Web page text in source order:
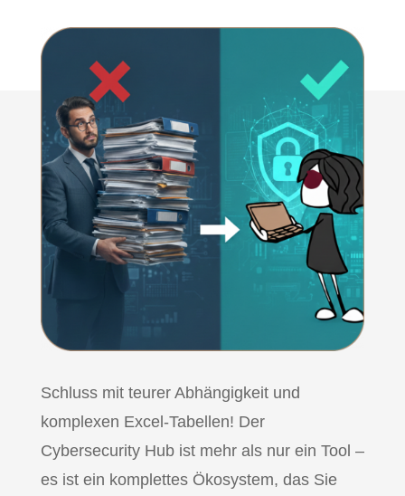
Schluss mit teurer Abhängigkeit und
komplexen Excel-Tabellen! Der
Cybersecurity Hub ist mehr als nur ein Tool –
es ist ein komplettes Ökosystem, das Sie